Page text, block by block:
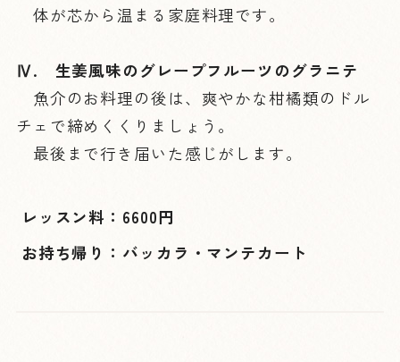
体が芯から温まる家庭料理です。
Ⅳ. 生姜風味のグレープフルーツのグラニテ
魚介のお料理の後は、爽やかな柑橘類のドル
チェで締めくくりましょう。
最後まで行き届いた感じがします。
レッスン料：6600円
お持ち帰り：バッカラ・マンテカート